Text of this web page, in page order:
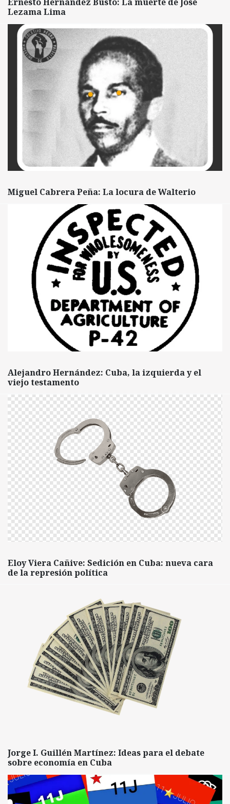
Lezama Lima
Miguel Cabrera Peña: La locura de Walterio
Alejandro Hernández: Cuba, la izquierda y el
viejo testamento
Eloy Viera Cañive: Sedición en Cuba: nueva cara
de la represión política
Jorge I. Guillén Martínez: Ideas para el debate
sobre economía en Cuba